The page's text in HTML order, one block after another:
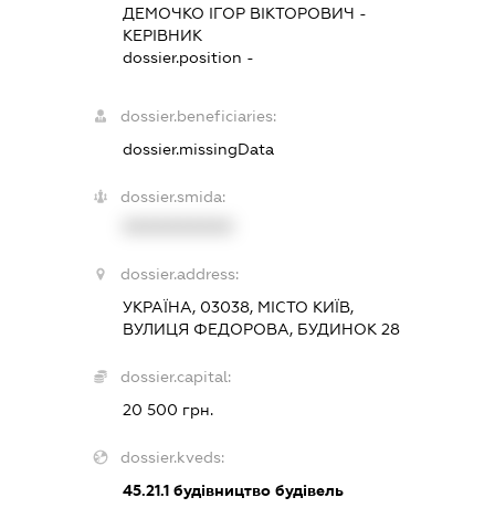
ДЕМОЧКО ІГОР ВІКТОРОВИЧ -
КЕРІВНИК
dossier.position -
dossier.beneficiaries:
dossier.missingData
dossier.smida:
dossier.address:
УКРАЇНА, 03038, МІСТО КИЇВ,
ВУЛИЦЯ ФЕДОРОВА, БУДИНОК 28
dossier.capital:
20 500 грн.
dossier.kveds:
45.21.1будівництво будівель